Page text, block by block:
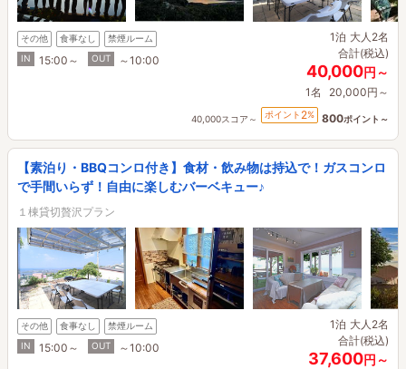
その他 食事なし
禁煙ルーム
IN
15:00～ OUT ～10:00
1泊 大人2名
合計(税込)
40,000円～
1名 20,000円～
40,000スコア～ ポイント 2% 800ポイント～
【素泊り・BBQコンロ付き】食材・飲み物は持込で！ガスコンロ
で手間いらず！自由に楽しむバーベキュー♪
１棟貸切贅沢プラン
その他 食事なし
禁煙ルーム
IN
15:00～ OUT ～10:00
1泊 大人2名
合計(税込)
37,600円～